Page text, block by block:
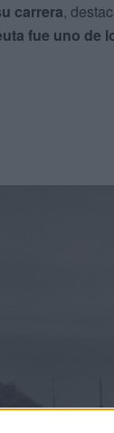
carrera,
fue uno de